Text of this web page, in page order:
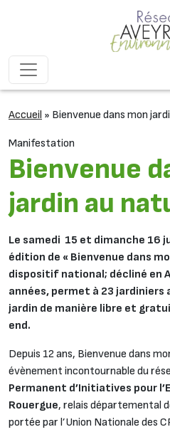
Navigation
Accueil » Bienvenue dans mon
Manifestation
Bienvenue
jardin au
Le samedi 15 et dimanche 16
édition de « Bienvenue dans
dispositif national; décliné en
années, permet à 23
jardin de manière libre et
end.
Depuis 12 ans, Bienvenue dans
évènement incontournable du
Permanent d’Initiatives pour
Rouergue, relais départemental
portée par l’Union Nationale des